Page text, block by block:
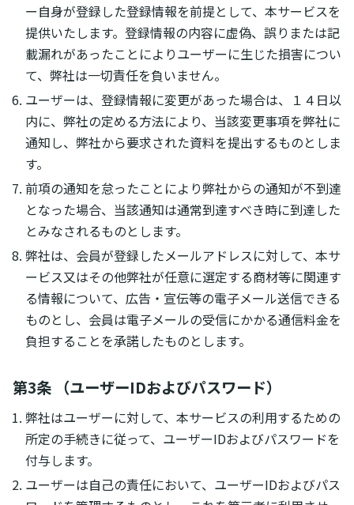
ー自身が登録した登録情報を前提として、本サービスを
提供いたします。登録情報の内容に虚偽、誤りまたは記
載漏れがあったことによりユーザーに生じた損害につい
て、弊社は一切責任を負いません。
ユーザーは、登録情報に変更があった場合は、１４日以
内に、弊社の定める方法により、当該変更事項を弊社に
通知し、弊社から要求された資料を提出するものとしま
す。
前項の通知を怠ったことにより弊社からの通知が不到達
となった場合、当該通知は通常到達すべき時に到達した
とみなされるものとします。
弊社は、会員が登録したメールアドレスに対して、本サ
ービス又はその他弊社が任意に選定する商材等に関連す
る情報について、広告・宣伝等の電子メール送信できる
ものとし、会員は電子メールの受信にかかる通信料金を
負担することを承諾したものとします。
第3条 （ユーザーIDおよびパスワード）
弊社はユーザーに対して、本サービスの利用するための
所定の手続きに従って、ユーザーIDおよびパスワードを
付与します。
ユーザーは自己の責任において、ユーザーIDおよびパス